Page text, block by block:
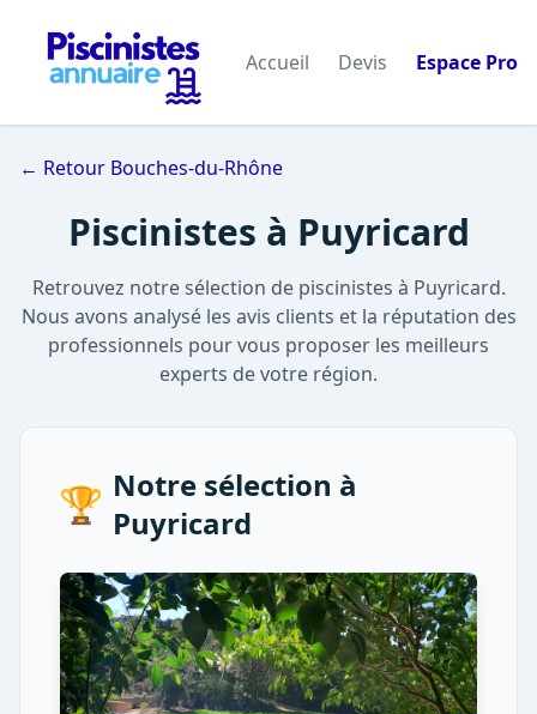
Accueil Devis Espace Pro
← Retour Bouches-du-Rhône
Piscinistes à Puyricard
Retrouvez notre sélection de piscinistes à Puyricard.
Nous avons analysé les avis clients et la réputation des
professionnels pour vous proposer les meilleurs
experts de votre région.
🏆 Notre sélection à
Puyricard